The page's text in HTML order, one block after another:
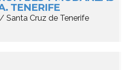
TENERIFE
Santa Cruz de Tenerife